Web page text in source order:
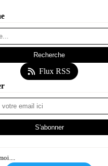
Flux RSS